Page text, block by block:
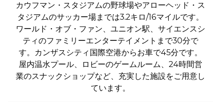
カウフマン・スタジアムの野球場やアローヘッド・ス
タジアムのサッカー場までは3.2キロ/16マイルです。
ワールド・オブ・ファン、ユニオン駅、サイエンスシ
ティのファミリーエンターテイメントまで30分で
す。カンザスシティ国際空港からお車で45分です。
屋内温水プール、ロビーのゲームルーム、24時間営
業のスナックショップなど、充実した施設をご用意し
ています。